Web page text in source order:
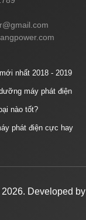
nhất 2018 - 2019
máy phát điện
nào tốt?
phát điện cực hay
2026. Developed by